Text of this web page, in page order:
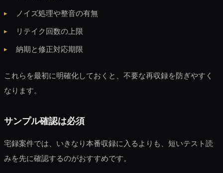
ノイズ処理や整音の有無
リテイク回数の上限
納期と修正対応期限
これらを最初に明確化しておくと、不要な再収録を防ぎやすく
なります。
サンプル確認は必須
宅録案件では、いきなり本番収録に入るよりも、短いテスト読
みを先に確認するのがおすすめです。